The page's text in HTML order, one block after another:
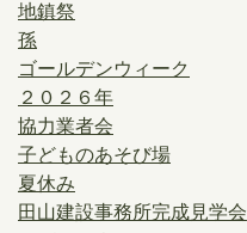
地鎮祭
孫
ゴールデンウィーク
２０２６年
協力業者会
子どものあそび場
夏休み
田山建設事務所完成見学会